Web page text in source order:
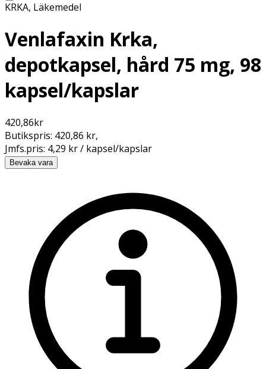
KRKA, Läkemedel
Venlafaxin Krka,
depotkapsel, hård 75 mg, 98
kapsel/kapslar
420,86kr
Butikspris: 420,86 kr,
Jmfs.pris: 4,29 kr / kapsel/kapslar
Bevaka vara